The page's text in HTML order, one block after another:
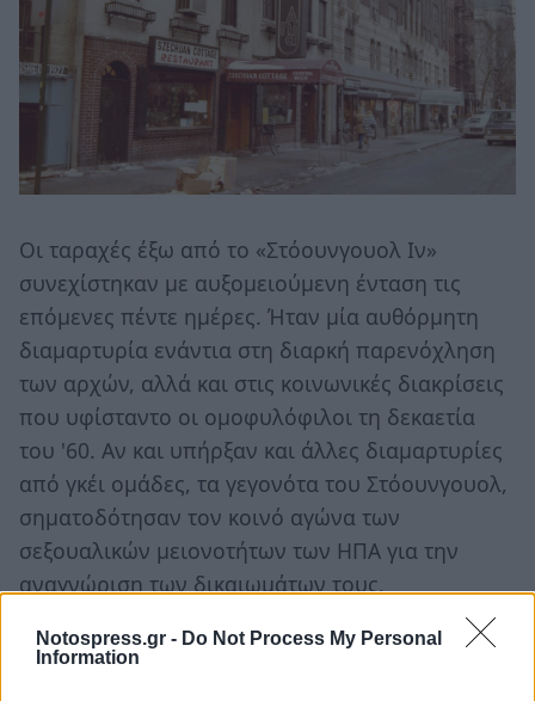
Notospress.gr - Do Not Process My Personal
Information
Οι ταραχές έξω από το «Στόουνγουολ Ιν»
συνεχίστηκαν με αυξομειούμενη ένταση τις
επόμενες πέντε ημέρες. Ήταν μία αυθόρμητη
διαμαρτυρία ενάντια στη διαρκή παρενόχληση
των αρχών, αλλά και στις κοινωνικές διακρίσεις
που υφίσταντο οι ομοφυλόφιλοι τη δεκαετία
του '60. Αν και υπήρξαν και άλλες διαμαρτυρίες
από γκέι ομάδες, τα γεγονότα του Στόουνγουολ,
σηματοδότησαν τον κοινό αγώνα των
σεξουαλικών μειονοτήτων των ΗΠΑ για την
αναγνώριση των δικαιωμάτων τους.
Η κληρονομιά του Στόουνγουολ